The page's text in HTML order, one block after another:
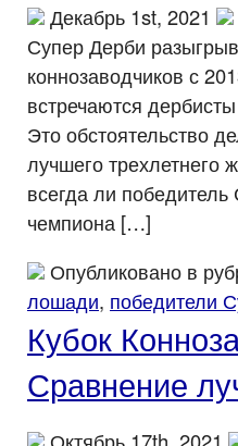
Декабрь 1st, 2021
Супер Дерби
коннозаводчиков с
встречаются
Это обстоятельство
лучшего трехлетнего
всегда ли
чемпиона […]
Опубликовано в
лошади, победители
Кубок
Сравнение